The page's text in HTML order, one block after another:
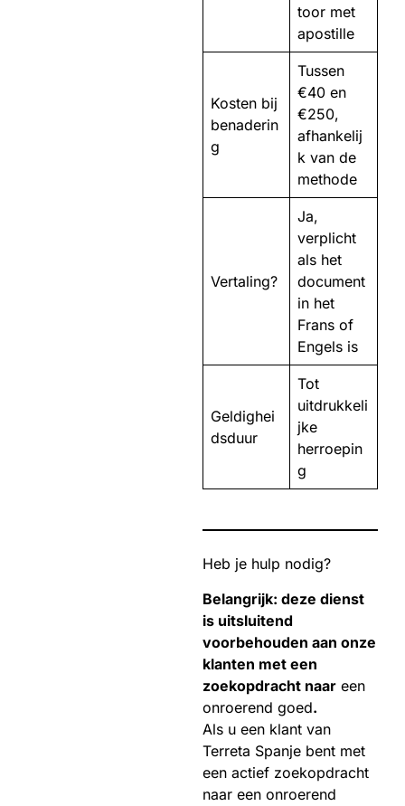
toor met
apostille
Kosten bij
benaderin
g
Tussen
€40 en
€250,
afhankelij
k van de
methode
Vertaling?
Ja,
verplicht
als het
document
in het
Frans of
Engels is
Geldighei
dsduur
Tot
uitdrukkeli
jke
herroepin
g
Heb je hulp nodig?
Belangrijk: deze dienst
is uitsluitend
voorbehouden aan onze
klanten met een
zoekopdracht naar een
onroerend goed.
Als u een klant van
Terreta Spanje bent met
een actief zoekopdracht
naar een onroerend